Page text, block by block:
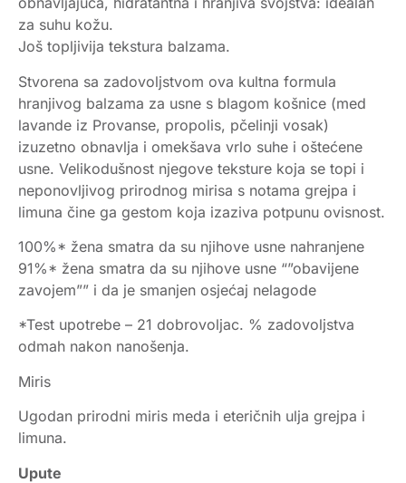
za suhu kožu.
Još topljivija tekstura balzama.
Stvorena sa zadovoljstvom ova kultna formula
hranjivog balzama za usne s blagom košnice (med
lavande iz Provanse, propolis, pčelinji vosak)
izuzetno obnavlja i omekšava vrlo suhe i oštećene
usne. Velikodušnost njegove teksture koja se topi i
neponovljivog prirodnog mirisa s notama grejpa i
limuna čine ga gestom koja izaziva potpunu ovisnost.
100%* žena smatra da su njihove usne nahranjene
91%* žena smatra da su njihove usne “”obavijene
zavojem”” i da je smanjen osjećaj nelagode
*Test upotrebe – 21 dobrovoljac. % zadovoljstva
odmah nakon nanošenja.
Miris
Ugodan prirodni miris meda i eteričnih ulja grejpa i
limuna.
Upute